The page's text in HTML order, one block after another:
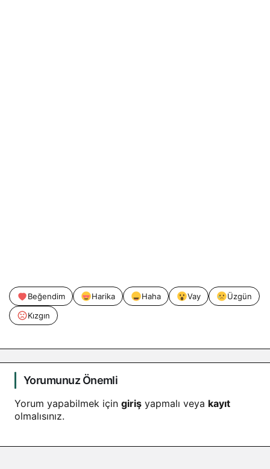
Beğendim Harika Haha Vay
Üzgün
Kızgın
Yorumunuz Önemli
Yorum yapabilmek için giriş yapmalı veya kayıt
olmalısınız.